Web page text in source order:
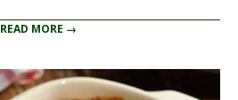
READ MORE →